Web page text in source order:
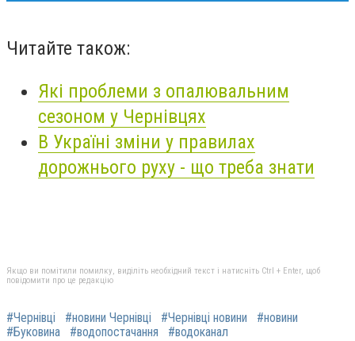
Читайте також:
Які проблеми з опалювальним
сезоном у Чернівцях
В Україні зміни у правилах
дорожнього руху - що треба знати
Якщо ви помітили помилку, виділіть необхідний текст і натисніть Ctrl + Enter, щоб
повідомити про це редакцію
#Чернівці #новини Чернівці #Чернівці новини
#новини
#Буковина
#водопостачання #водоканал